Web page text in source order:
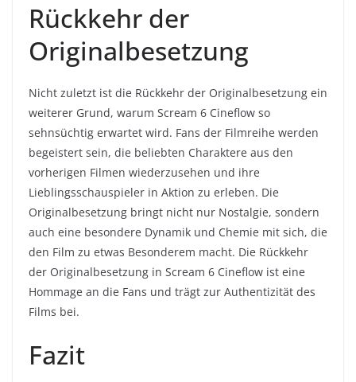
Rückkehr der
Originalbesetzung
Nicht zuletzt ist die Rückkehr der Originalbesetzung ein
weiterer Grund, warum Scream 6 Cineflow so
sehnsüchtig erwartet wird. Fans der Filmreihe werden
begeistert sein, die beliebten Charaktere aus den
vorherigen Filmen wiederzusehen und ihre
Lieblingsschauspieler in Aktion zu erleben. Die
Originalbesetzung bringt nicht nur Nostalgie, sondern
auch eine besondere Dynamik und Chemie mit sich, die
den Film zu etwas Besonderem macht. Die Rückkehr
der Originalbesetzung in Scream 6 Cineflow ist eine
Hommage an die Fans und trägt zur Authentizität des
Films bei.
Fazit